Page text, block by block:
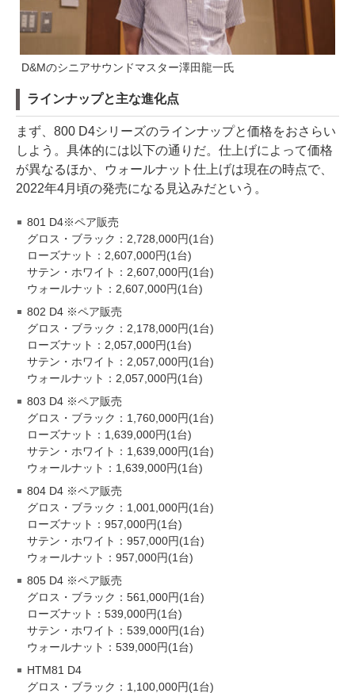
D&Mのシニアサウンドマスター澤田龍一氏
ラインナップと主な進化点
まず、800 D4シリーズのラインナップと価格をおさらい
しよう。具体的には以下の通りだ。仕上げによって価格
が異なるほか、ウォールナット仕上げは現在の時点で、
2022年4月頃の発売になる見込みだという。
801 D4※ペア販売
グロス・ブラック：2,728,000円(1台)
ローズナット：2,607,000円(1台)
サテン・ホワイト：2,607,000円(1台)
ウォールナット：2,607,000円(1台)
802 D4 ※ペア販売
グロス・ブラック：2,178,000円(1台)
ローズナット：2,057,000円(1台)
サテン・ホワイト：2,057,000円(1台)
ウォールナット：2,057,000円(1台)
803 D4 ※ペア販売
グロス・ブラック：1,760,000円(1台)
ローズナット：1,639,000円(1台)
サテン・ホワイト：1,639,000円(1台)
ウォールナット：1,639,000円(1台)
804 D4 ※ペア販売
グロス・ブラック：1,001,000円(1台)
ローズナット：957,000円(1台)
サテン・ホワイト：957,000円(1台)
ウォールナット：957,000円(1台)
805 D4 ※ペア販売
グロス・ブラック：561,000円(1台)
ローズナット：539,000円(1台)
サテン・ホワイト：539,000円(1台)
ウォールナット：539,000円(1台)
HTM81 D4
グロス・ブラック：1,100,000円(1台)